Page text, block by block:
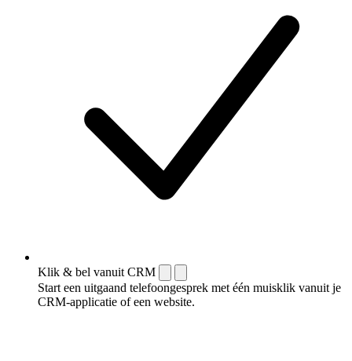
Klik & bel vanuit CRM
Start een uitgaand telefoongesprek met één muisklik vanuit je
CRM-applicatie of een website.